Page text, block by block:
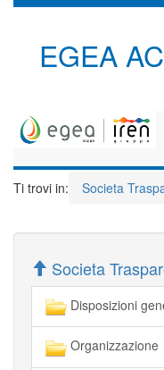
EGEA
Ti trovi in:
Societa
Societa
Disposizioni
Organizzazione